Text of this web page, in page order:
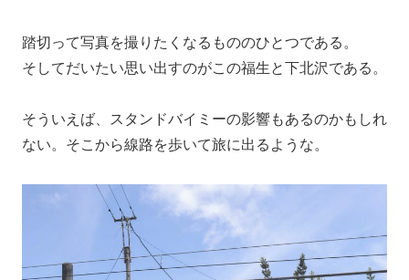
踏切って写真を撮りたくなるもののひとつである。
そしてだいたい思い出すのがこの福生と下北沢である。
そういえば、スタンドバイミーの影響もあるのかもしれ
ない。そこから線路を歩いて旅に出るような。